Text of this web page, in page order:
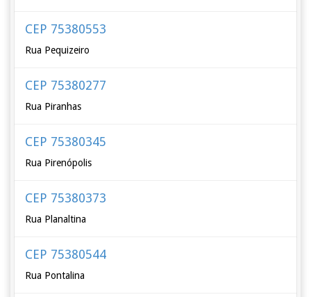
CEP 75380553
Rua Pequizeiro
CEP 75380277
Rua Piranhas
CEP 75380345
Rua Pirenópolis
CEP 75380373
Rua Planaltina
CEP 75380544
Rua Pontalina